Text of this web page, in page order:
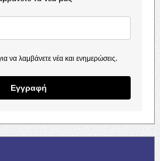
να λαμβάνετε νέα και ενημερώσεις.
Εγγραφή